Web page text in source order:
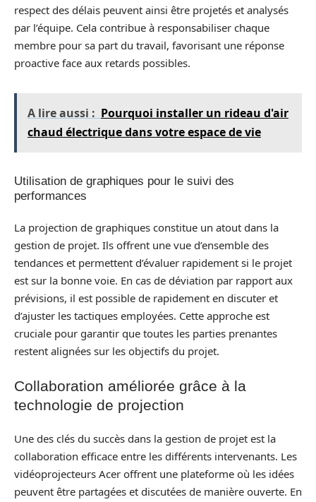
respect des délais peuvent ainsi être projetés et analysés
par l’équipe. Cela contribue à responsabiliser chaque
membre pour sa part du travail, favorisant une réponse
proactive face aux retards possibles.
A lire aussi : Pourquoi installer un rideau d'air
chaud électrique dans votre espace de vie
Utilisation de graphiques pour le suivi des
performances
La projection de graphiques constitue un atout dans la
gestion de projet. Ils offrent une vue d’ensemble des
tendances et permettent d’évaluer rapidement si le projet
est sur la bonne voie. En cas de déviation par rapport aux
prévisions, il est possible de rapidement en discuter et
d’ajuster les tactiques employées. Cette approche est
cruciale pour garantir que toutes les parties prenantes
restent alignées sur les objectifs du projet.
Collaboration améliorée grâce à la
technologie de projection
Une des clés du succès dans la gestion de projet est la
collaboration efficace entre les différents intervenants. Les
vidéoprojecteurs Acer offrent une plateforme où les idées
peuvent être partagées et discutées de manière ouverte. En